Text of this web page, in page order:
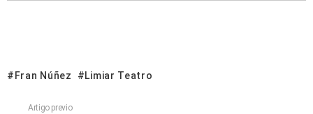
Fran Núñez Limiar Teatro
Artigo previo